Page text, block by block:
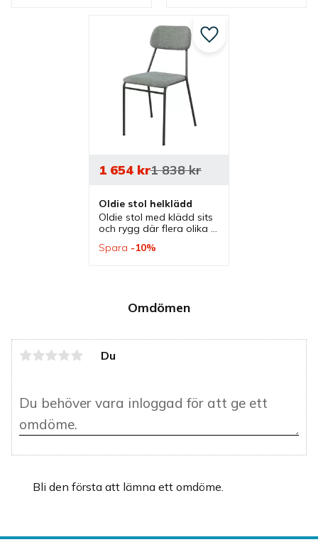
Omdömen
Du
Bli den första att lämna ett omdöme.
sitthöjd som passar bra
ihop med låga ståbord.
Oldie stol helklädd
Oldie stol med klädd sits
och rygg där flera olika
stol som passar bra som
1 654kr1 838kr
Spara 10%
Lägg till i favoriter